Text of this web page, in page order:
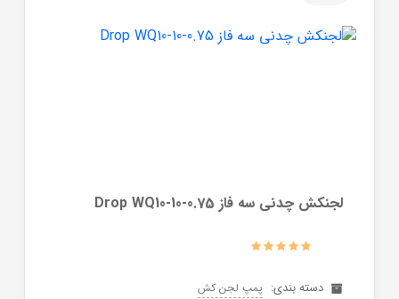
لجنکش چدنی سه فاز Drop WQ10-10-0.75
دسته بندی: پمپ لجن کش